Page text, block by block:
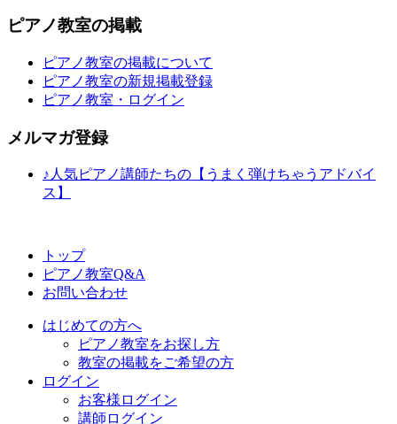
ピアノ教室の掲載
ピアノ教室の掲載について
ピアノ教室の新規掲載登録
ピアノ教室・ログイン
メルマガ登録
♪人気ピアノ講師たちの【うまく弾けちゃうアドバイ
ス】
トップ
ピアノ教室Q&A
お問い合わせ
はじめての方へ
ピアノ教室をお探し方
教室の掲載をご希望の方
ログイン
お客様ログイン
講師ログイン